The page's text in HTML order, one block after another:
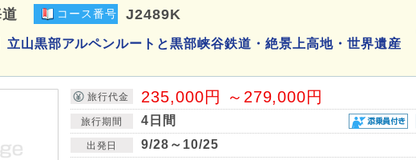
コース番号 J2489K
立山黒部アルペンルートと黒部峡谷鉄道・絶景上高地・世界遺産
旅行代金 235,000円 ～279,000円
旅行期間 4日間
出発日 9/28～10/25